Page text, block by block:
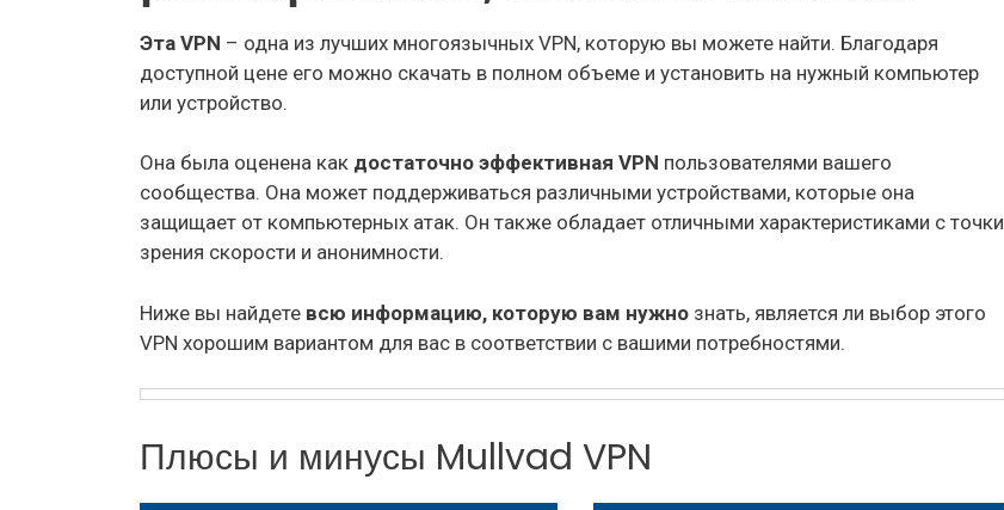
Эта VPN – одна из лучших многоязычных VPN, которую вы можете найти. Благодаря
доступной цене его можно скачать в полном объеме и установить на нужный компьютер
или устройство.
Она была оценена как достаточно эффективная VPN пользователями вашего
сообщества. Она может поддерживаться различными устройствами, которые она
защищает от компьютерных атак. Он также обладает отличными характеристиками с точки
зрения скорости и анонимности.
Ниже вы найдете всю информацию, которую вам нужно знать, является ли выбор этого
VPN хорошим вариантом для вас в соответствии с вашими потребностями.
Плюсы и минусы Mullvad VPN